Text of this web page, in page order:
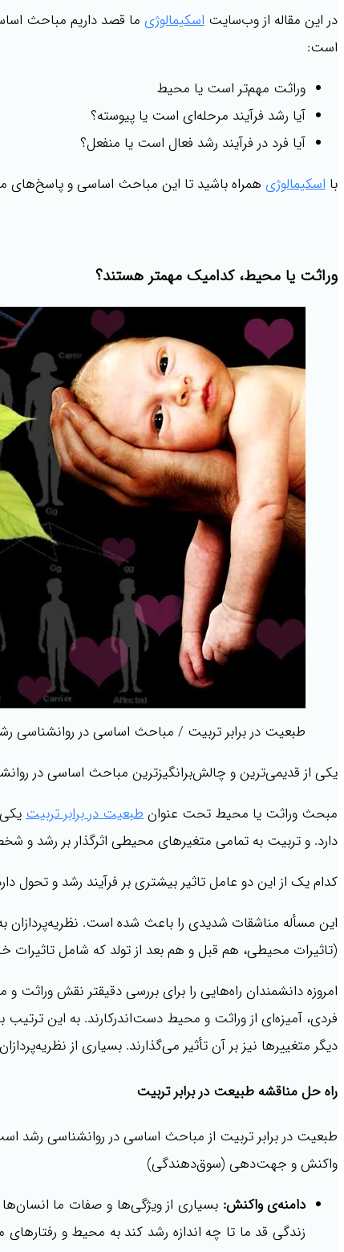
در این مقاله از وب‌سایت اسکیمالوژی ما قصد داریم مباحث
است:
وراثت مهم‌تر است یا محیط
آیا رشد فرآیند مرحله‌ای است یا پیوسته؟
آیا فرد در فرآیند رشد فعال است یا منفعل؟
با اسکیمالوژی همراه باشید تا این مباحث اساسی و پاسخ‌های
وراثت یا محیط، کدامیک مهمتر هستند؟
طبعیت در برابر تربیت / مباحث اساسی در روانشناسی
یکی از قدیمی‌ترین و چالش‌برانگیزترین مباحث اساسی در
مبحث وراثت یا محیط تحت عنوانطبعیت در برابر تربیت
دارد. و تربیت به تمامی متغیرهای محیطی اثرگذار بر رشد و
کدام یک از این دو عامل تاثیر بیشتری بر فرآیند رشد و تحول
این مسأله مناشقات شدیدی را باعث شده است.
(تاثیرات محیطی، هم قبل و هم بعد از تولد که شامل تاثیرات
امروزه دانشمندان راه‌­هایی را برای بررسی دقیق­تر نقش
فردی، آمیزه‌­ای از وراثت و محیط دست­‌اندرکارند. به این
دیگر متغییرها نیز بر آن تأثیر می­‌گذارند. بسیاری از
راه حل مناقشه طبیعت در برابر تربیت
طبعیت در برابر تربیت از مباحث اساسی در روانشناسی رشد
واکنش و جهت‌دهی (سوق‌دهندگی)
دامنه‌ی واکنش: بسیاری از ویژگی‌ها و صفات ما
زندگی قد ما تا چه اندازه رشد کند به محیط و